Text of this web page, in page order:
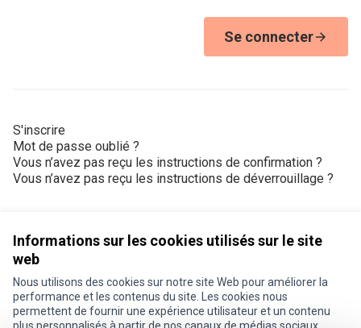
Informations sur les cookies utilisés sur le site
web
Nous utilisons des cookies sur notre site Web pour améliorer la
performance et les contenus du site. Les cookies nous
permettent de fournir une expérience utilisateur et un contenu
Se connecter
S'inscrire
Mot de passe oublié ?
Vous n’avez pas reçu les instructions de confirmation ?
Vous n’avez pas reçu les instructions de déverrouillage ?
Conditions d'utilisation
Paramètres des cookies
Je participe ! sur X
Je participe ! sur Facebook
Je participe ! sur Instagram